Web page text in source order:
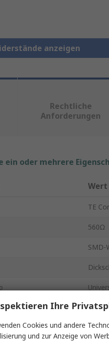
anzeigen
Rechtliche
Anforderungen
ein oder mehrere
Wert
TE
560Ω
SMD-
0402
±1 %
Ihre
Cookies und andere
und zur Anzeige von